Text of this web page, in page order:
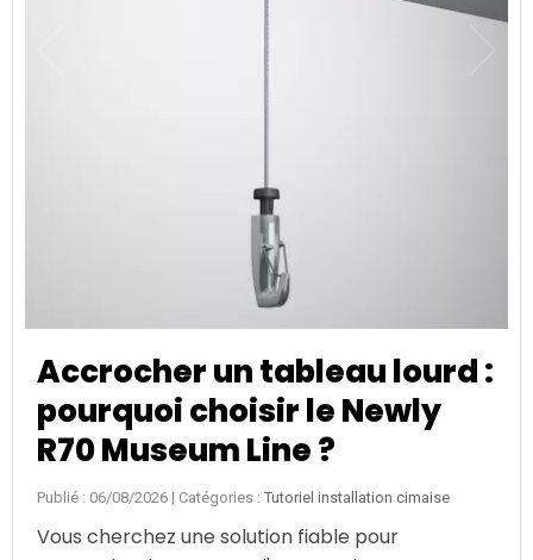
Accrocher un tableau lourd :
pourquoi choisir le Newly
R70 Museum Line ?
Publié : 06/08/2026 | Catégories : Tutoriel installation cimaise
Vous cherchez une solution fiable pour